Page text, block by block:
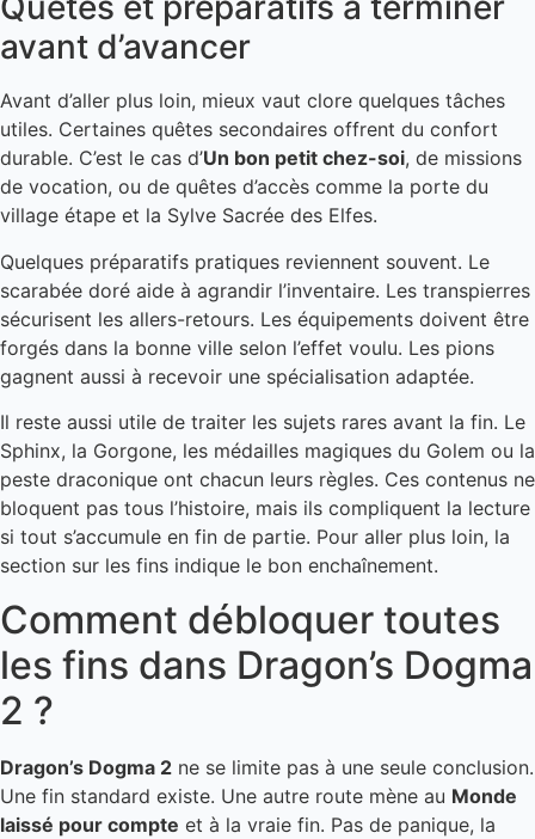
avant d’avancer
Avant d’aller plus loin, mieux vaut clore quelques tâches
utiles. Certaines quêtes secondaires offrent du confort
durable. C’est le cas d’Un bon petit chez-soi, de missions
de vocation, ou de quêtes d’accès comme la porte du
village étape et la Sylve Sacrée des Elfes.
Quelques préparatifs pratiques reviennent souvent. Le
scarabée doré aide à agrandir l’inventaire. Les transpierres
sécurisent les allers-retours. Les équipements doivent être
forgés dans la bonne ville selon l’effet voulu. Les pions
gagnent aussi à recevoir une spécialisation adaptée.
Il reste aussi utile de traiter les sujets rares avant la fin. Le
Sphinx, la Gorgone, les médailles magiques du Golem ou la
peste draconique ont chacun leurs règles. Ces contenus ne
bloquent pas tous l’histoire, mais ils compliquent la lecture
si tout s’accumule en fin de partie. Pour aller plus loin, la
section sur les fins indique le bon enchaînement.
Comment débloquer toutes
les fins dans Dragon’s Dogma
2 ?
Dragon’s Dogma 2 ne se limite pas à une seule conclusion.
Une fin standard existe. Une autre route mène au Monde
laissé pour compte et à la vraie fin. Pas de panique, la